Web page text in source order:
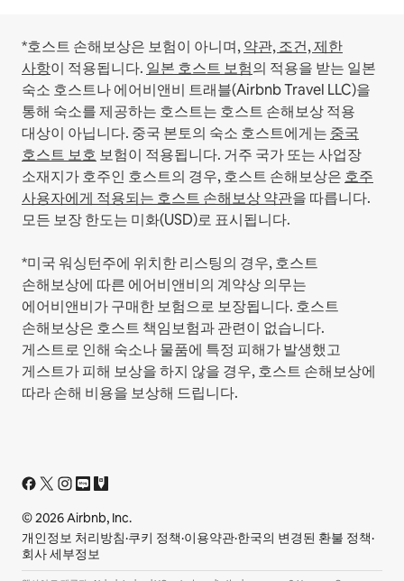
*호스트 손해보상은 보험이 아니며,약관, 조건, 제한
사항이 적용됩니다. 일본 호스트 보험의 적용을 받는 일본
숙소 호스트나 에어비앤비 트래블(Airbnb Travel LLC)을
통해 숙소를 제공하는 호스트는 호스트 손해보상 적용
대상이 아닙니다. 중국 본토의 숙소 호스트에게는 중국
호스트 보호 보험이 적용됩니다. 거주 국가 또는 사업장
소재지가 호주인 호스트의 경우, 호스트 손해보상은 호주
사용자에게 적용되는 호스트 손해보상 약관을 따릅니다.
모든 보장 한도는 미화(USD)로 표시됩니다.
*미국 워싱턴주에 위치한 리스팅의 경우, 호스트
손해보상에 따른 에어비앤비의 계약상 의무는
에어비앤비가 구매한 보험으로 보장됩니다. 호스트
손해보상은 호스트 책임보험과 관련이 없습니다.
게스트로 인해 숙소나 물품에 특정 피해가 발생했고
게스트가 피해 보상을 하지 않을 경우, 호스트 손해보상에
따라 손해 비용을 보상해 드립니다.
© 2026 Airbnb, Inc.
개인정보 처리방침·쿠키 정책·이용약관·한국의 변경된 환불 정책·
회사 세부정보